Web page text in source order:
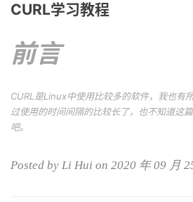
CURL学习教程
前言
CURL是Linux中使用比较多的软件，我也有
过使用的时间间隔的比较长了，也不知道这
吧。
Posted by Li Hui on 2020 年 09 月